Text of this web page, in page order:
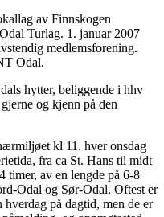
av Finnskogen
Turlag. 1. januar 2007
medlemsforening.
Odal.
hytter, beliggende i hhv
og kjenn på den
kl 11. hver onsdag
fra ca St. Hans til midt
timer, av en lengde på 6-8
Odal og Sør-Odal. Oftest er
på dagtid, men de er